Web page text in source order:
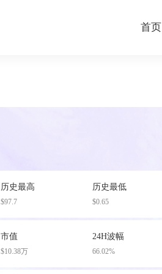
首页
历史最高
$97.7
历史最低
$0.65
市值
$10.38万
24H波幅
66.02%